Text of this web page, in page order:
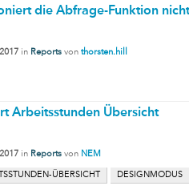
die Abfrage-Funktion
in Reports von thorsten.hill
Arbeitsstunden Übersicht
in Reports von NEM
ÜBERSICHT DESIGNMODUS